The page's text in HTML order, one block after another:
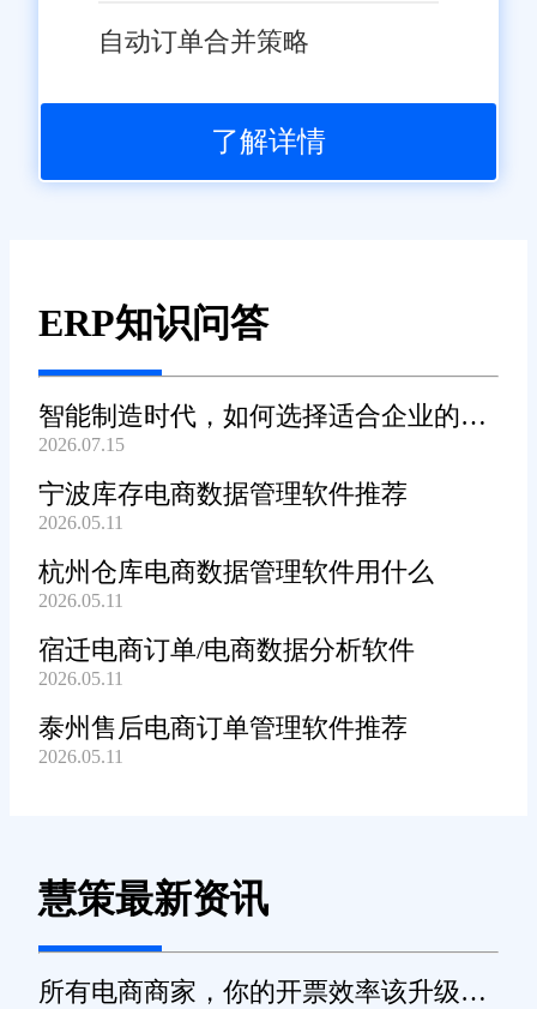
自动订单合并策略
了解详情
ERP知识问答
智能制造时代，如何选择适合企业的
WMS系统?
2026.07.15
宁波库存电商数据管理软件推荐
2026.05.11
杭州仓库电商数据管理软件用什么
2026.05.11
宿迁电商订单/电商数据分析软件
2026.05.11
泰州售后电商订单管理软件推荐
2026.05.11
慧策最新资讯
所有电商商家，你的开票效率该升级